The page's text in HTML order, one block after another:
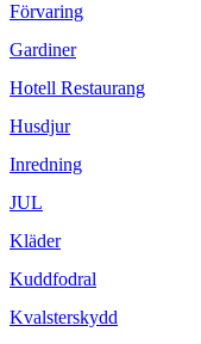
Förvaring
Gardiner
Hotell Restaurang
Husdjur
Inredning
JUL
Kläder
Kuddfodral
Kvalsterskydd